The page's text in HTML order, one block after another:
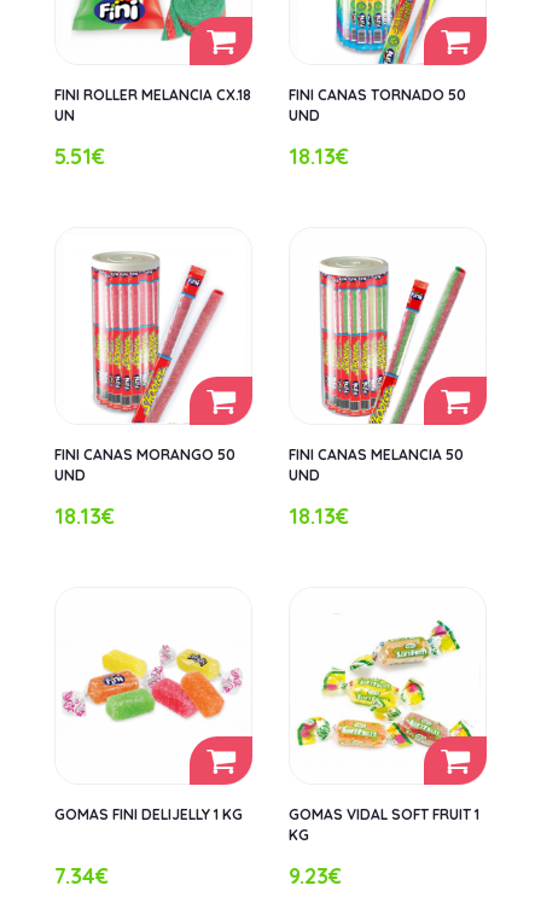
FINI ROLLER MELANCIA CX.18
UN
5.51€
FINI CANAS TORNADO 50
UND
18.13€
FINI CANAS MORANGO 50
UND
18.13€
FINI CANAS MELANCIA 50
UND
18.13€
GOMAS FINI DELIJELLY 1 KG
7.34€
GOMAS VIDAL SOFT FRUIT 1
KG
9.23€